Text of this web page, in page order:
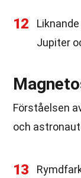
12
Jupiter
Förståelsen
och
13